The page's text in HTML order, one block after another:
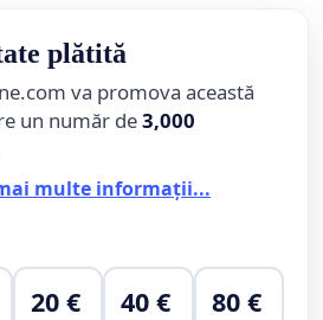
plătită
va promova această
un număr de3,000
multe informații...
20 € 40 € 80 €